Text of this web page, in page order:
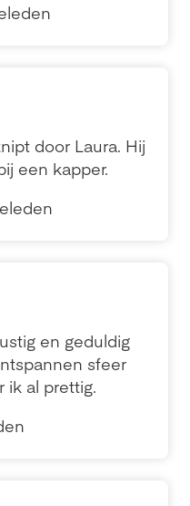
door Laura. Hij
een kapper.
en geduldig
sfeer
ik al prettig.